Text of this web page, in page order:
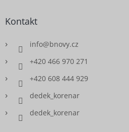
Kontakt
info@bnovy.cz
+420 466 970 271
+420 608 444 929
dedek_korenar
dedek_korenar